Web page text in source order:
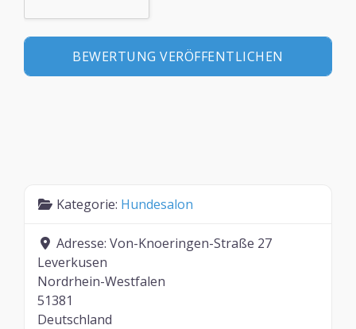
Kategorie: Hundesalon
Adresse: Von-Knoeringen-Straße 27
Leverkusen
Nordrhein-Westfalen
51381
Deutschland